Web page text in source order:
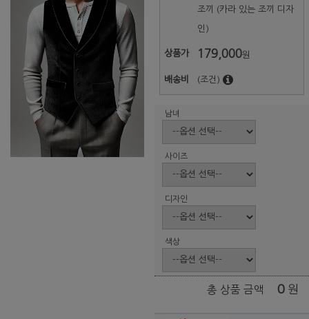
조끼 (카라 있는 조끼 디자
인)
상품가 179,000원
배송비 (조건)
남녀
사이즈
디자인
색상
총 상품 금액 0 원